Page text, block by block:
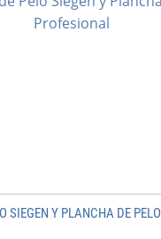
SIEGEN Y PLANCHA DE PELO